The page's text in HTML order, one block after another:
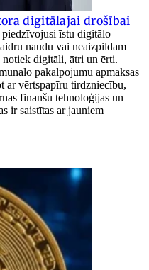
digitālajai drošībai
piedzīvojusi īstu digitālo
naudu vai neaizpildam
notiek digitāli, ātri un ērti.
pakalpojumu apmaksas
ar vērtspapīru tirdzniecību,
finanšu tehnoloģijas un
ir saistītas ar jauniem